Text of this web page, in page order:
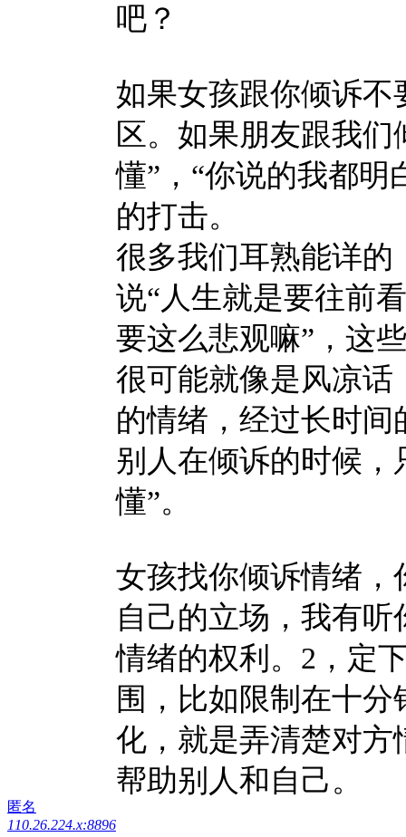
匿名
110.26.224.x:8896
吧？
如果女孩跟你倾诉
区。如果朋友跟我
懂”，“你说的我都明
的打击。
很多我们耳熟能详
说“人生就是要往前
要这么悲观嘛”，这
很可能就像是风凉
的情绪，经过长时
别人在倾诉的时候，
懂”。
女孩找你倾诉情绪
自己的立场，我有
情绪的权利。2，定
围，比如限制在十
化，就是弄清楚对
帮助别人和自己。